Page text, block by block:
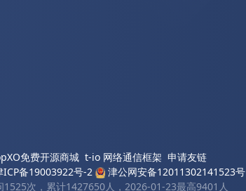
免费开源商城 t-io 网络通信框架 申请友链
ICP备19003922号-2 津公网安备12011302141523号
次，累计1427650人，2026-01-23最高9401人